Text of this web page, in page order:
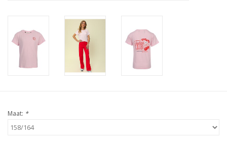
Maat: *